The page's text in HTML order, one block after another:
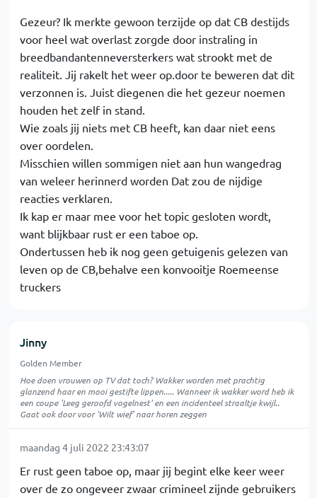
Gezeur? Ik merkte gewoon terzijde op dat CB destijds
voor heel wat overlast zorgde door instraling in
breedbandantenneversterkers wat strookt met de
realiteit. Jij rakelt het weer op.door te beweren dat dit
verzonnen is. Juist diegenen die het gezeur noemen
houden het zelf in stand.
Wie zoals jij niets met CB heeft, kan daar niet eens
over oordelen.
Misschien willen sommigen niet aan hun wangedrag
van weleer herinnerd worden Dat zou de nijdige
reacties verklaren.
Ik kap er maar mee voor het topic gesloten wordt,
want blijkbaar rust er een taboe op.
Ondertussen heb ik nog geen getuigenis gelezen van
leven op de CB,behalve een konvooitje Roemeense
truckers
Jinny
Golden Member
Hoe doen vrouwen op TV dat toch? Wakker worden met prachtig
glanzend haar en mooi gestifte lippen..... Wanneer ik wakker word heb ik
een coupe 'Leeg geroofd vogelnest' en een incidenteel straaltje kwijl..
Gaat ook door voor 'Wilt wief' naar horen zeggen
maandag 4 juli 2022 23:43:07
Er rust geen taboe op, maar jij begint elke keer weer
over de zo ongeveer zwaar crimineel zijnde gebruikers